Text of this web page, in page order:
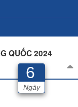
QUỐC 2024
6
Ngày